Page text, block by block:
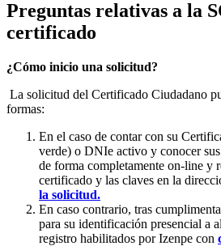
Preguntas relativas a la
certificado
¿Cómo inicio una solicitud?
La solicitud del Certificado Ciudadano
formas:
En el caso de contar con su
verde) o DNIe activo y conocer
de forma completamente on-line y
certificado y las claves en la
la solicitud.
En caso contrario, tras
para su identificación presencial a
registro habilitados por Izenpe con